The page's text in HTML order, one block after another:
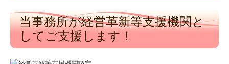
経営者お役立ち情報
事務所紹介
当事務所が経営革新等支援機関と
してご支援します！